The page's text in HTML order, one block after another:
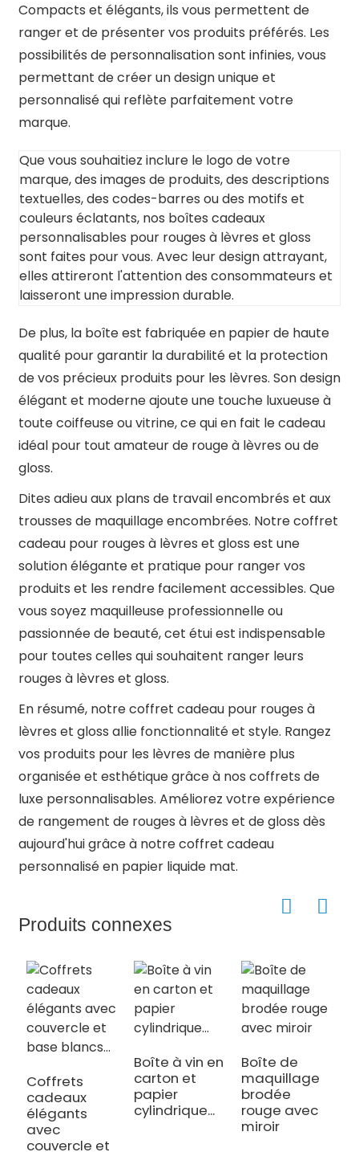
Compacts et élégants, ils vous permettent de
ranger et de présenter vos produits préférés. Les
possibilités de personnalisation sont infinies, vous
permettant de créer un design unique et
personnalisé qui reflète parfaitement votre
marque.
Que vous souhaitiez inclure le logo de votre
marque, des images de produits, des descriptions
textuelles, des codes-barres ou des motifs et
couleurs éclatants, nos boîtes cadeaux
personnalisables pour rouges à lèvres et gloss
sont faites pour vous. Avec leur design attrayant,
elles attireront l'attention des consommateurs et
laisseront une impression durable.
De plus, la boîte est fabriquée en papier de haute
qualité pour garantir la durabilité et la protection
de vos précieux produits pour les lèvres. Son design
élégant et moderne ajoute une touche luxueuse à
toute coiffeuse ou vitrine, ce qui en fait le cadeau
idéal pour tout amateur de rouge à lèvres ou de
gloss.
Dites adieu aux plans de travail encombrés et aux
trousses de maquillage encombrées. Notre coffret
cadeau pour rouges à lèvres et gloss est une
solution élégante et pratique pour ranger vos
produits et les rendre facilement accessibles. Que
vous soyez maquilleuse professionnelle ou
passionnée de beauté, cet étui est indispensable
pour toutes celles qui souhaitent ranger leurs
rouges à lèvres et gloss.
En résumé, notre coffret cadeau pour rouges à
lèvres et gloss allie fonctionnalité et style. Rangez
vos produits pour les lèvres de manière plus
organisée et esthétique grâce à nos coffrets de
luxe personnalisables. Améliorez votre expérience
de rangement de rouges à lèvres et de gloss dès
aujourd'hui grâce à notre coffret cadeau
personnalisé en papier liquide mat.
Produits connexes
Coffrets
cadeaux
élégants
avec
couvercle et
Boîte à vin en
carton et
papier
cylindrique...
Boîte de
maquillage
brodée
rouge avec
miroir